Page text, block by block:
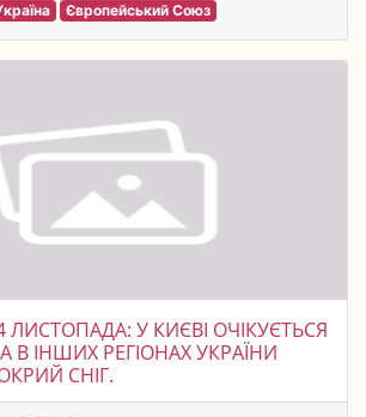
Європейський Союз
У КИЄВІ ОЧІКУЄТЬСЯ
В ІНШИХ РЕГІОНАХ УКРАЇНИ
СНІГ.